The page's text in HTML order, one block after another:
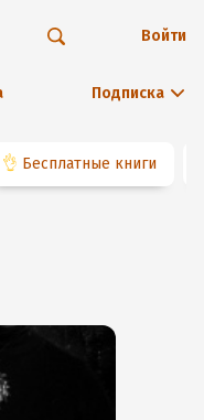
Подписка
Войти
👌 Бесплатные книги